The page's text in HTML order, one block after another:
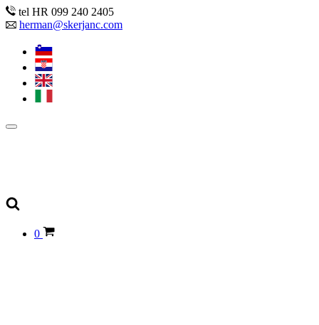
tel HR 099 240 2405
herman@skerjanc.com
0